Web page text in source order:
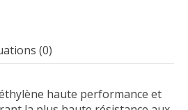
(0)
haute performance et